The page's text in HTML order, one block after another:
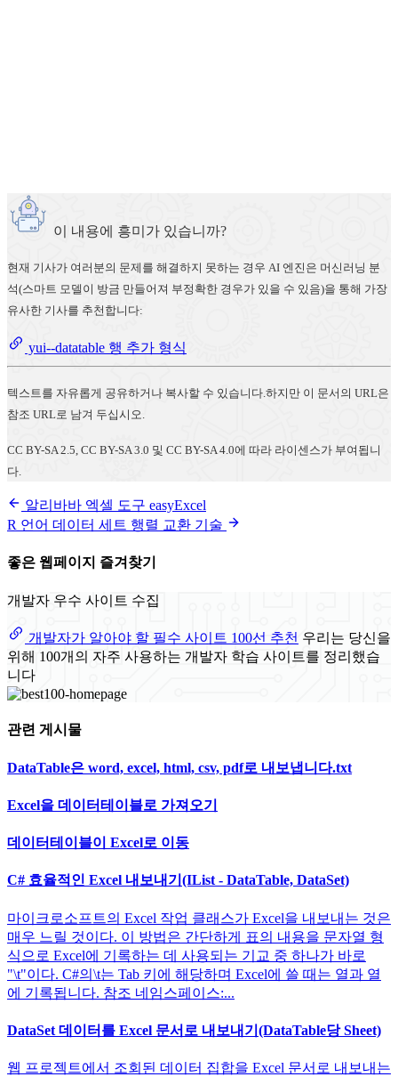
이 내용에 흥미가 있습니까?
현재 기사가 여러분의 문제를 해결하지 못하는 경우 AI 엔진은 머신러닝 분
석(스마트 모델이 방금 만들어져 부정확한 경우가 있을 수 있음)을 통해 가장
유사한 기사를 추천합니다:
yui--datatable 행 추가 형식
텍스트를 자유롭게 공유하거나 복사할 수 있습니다.하지만 이 문서의 URL은
참조 URL로 남겨 두십시오.
CC BY-SA 2.5, CC BY-SA 3.0 및 CC BY-SA 4.0에 따라 라이센스가 부여됩니
다.
알리바바 엑셀 도구 easyExcel
R 언어 데이터 세트 행렬 교환 기술
좋은 웹페이지 즐겨찾기
개발자 우수 사이트 수집
개발자가 알아야 할 필수 사이트 100선 추천 우리는 당신을
위해 100개의 자주 사용하는 개발자 학습 사이트를 정리했습
니다
관련 게시물
DataTable은 word, excel, html, csv, pdf로 내보냅니다.txt
Excel을 데이터테이블로 가져오기
데이터테이블이 Excel로 이동
C# 효율적인 Excel 내보내기(IList - DataTable, DataSet)
마이크로소프트의 Excel 작업 클래스가 Excel을 내보내는 것은
매우 느릴 것이다. 이 방법은 간단하게 표의 내용을 문자열 형
식으로 Excel에 기록하는 데 사용되는 기교 중 하나가 바로
"\t"이다. C#의\t는 Tab 키에 해당하며 Excel에 쓸 때는 열과 열
에 기록됩니다. 참조 네임스페이스:...
DataSet 데이터를 Excel 문서로 내보내기(DataTable당 Sheet)
웹 프로젝트에서 조회된 데이터 집합을 Excel 문서로 내보내는